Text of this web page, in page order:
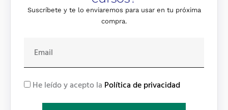
Suscríbete y te lo enviaremos para usar en tu próxima
compra.
a
iR He leído y acepto la Política de privacidad